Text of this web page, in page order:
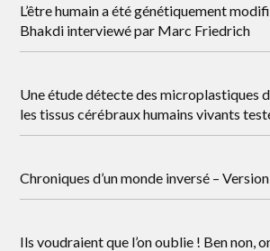
L’être humain a été génétiquement
Bhakdi interviewé par Marc Friedrich
Une étude détecte des microplastiques
les tissus cérébraux humains vivants
Chroniques d’un monde inversé –
Ils voudraient que l’on oublie ! Ben non,